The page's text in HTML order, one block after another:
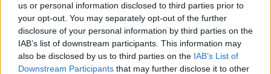
us or personal information disclosed to third parties prior to
your opt-out. You may separately opt-out of the further
disclosure of your personal information by third parties on the
IAB’s list of downstream participants. This information may
also be disclosed by us to third parties on the IAB’s List of
Downstream Participants that may further disclose it to other
ΕΛΛΑΔΑ 13/11/2025 08:14
Κιλκίς: Κρεοπώλης έκοψε κατά λάθος τη μηριαία
αρτηρία του -Πέθανε από ακατάσχετη αιμορραγία